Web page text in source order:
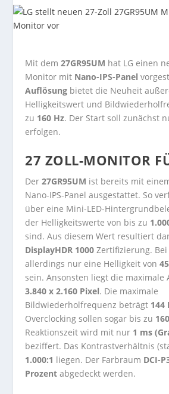
Mit dem27GR95UM hat LG einen
Monitor mit Nano-IPS-Panel
Auflösung bietet die Neuheit
Helligkeitswert und
zu 160 Hz. Der Start soll zunächst
erfolgen.
27 ZOLL-MONITOR
Der27GR95UM ist bereits mit
Nano-IPS-Panel ausgestattet. So
über eine Mini-LED-
der Helligkeitswerte von bis zu
sind. Aus diesem Wert resultiert
DisplayHDR 1000 Zertifizierung.
allerdings nur eine Helligkeit von
sein. Ansonsten liegt die maximale
3.840 x 2.160 Pixel. Die maximale
Bildwiederholfrequenz beträgt 144
Overclocking sollen sogar bis zu
Reaktionszeit wird mit nur 1 ms
beziffert. Das Kontrastverhältnis
1.000:1 liegen. Der Farbraum DCI-
Prozentabgedeckt werden.